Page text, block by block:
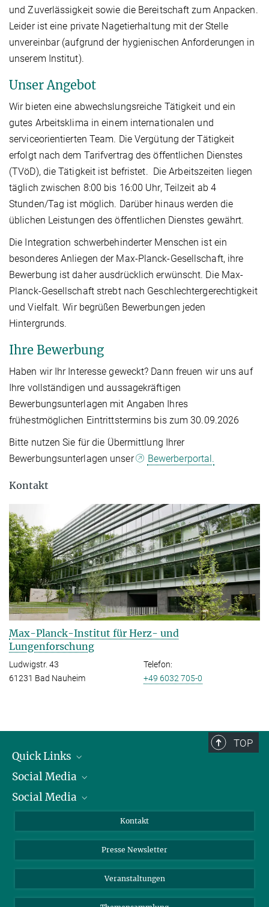
und Zuverlässigkeit sowie die Bereitschaft zum Anpacken.
Leider ist eine private Nagetierhaltung mit der Stelle
unvereinbar (aufgrund der hygienischen Anforderungen in
unserem Institut).
Unser Angebot
Wir bieten eine abwechslungsreiche Tätigkeit und ein
gutes Arbeitsklima in einem internationalen und
serviceorientierten Team. Die Vergütung der Tätigkeit
erfolgt nach dem Tarifvertrag des öffentlichen Dienstes
(TVöD), die Tätigkeit ist befristet. Die Arbeitszeiten liegen
täglich zwischen 8:00 bis 16:00 Uhr, Teilzeit ab 4
Stunden/Tag ist möglich. Darüber hinaus werden die
üblichen Leistungen des öffentlichen Dienstes gewährt.
Die Integration schwerbehinderter Menschen ist ein
besonderes Anliegen der Max‑Planck‑Gesellschaft, ihre
Bewerbung ist daher ausdrücklich erwünscht. Die Max-
Planck-Gesellschaft strebt nach Geschlechtergerechtigkeit
und Vielfalt. Wir begrüßen Bewerbungen jeden
Hintergrunds.
Ihre Bewerbung
Haben wir Ihr Interesse geweckt? Dann freuen wir uns auf
Ihre vollständigen und aussagekräftigen
Bewerbungsunterlagen mit Angaben Ihres
frühestmöglichen Eintrittstermins bis zum 30.09.2026
Bitte nutzen Sie für die Übermittlung Ihrer
Bewerbungsunterlagen unser
Bewerberportal.
Kontakt
Max-Planck-Institut für Herz- und
Lungenforschung
Ludwigstr. 43
61231 Bad Nauheim
Telefon:
+49 6032 705-0
TOP
Quick Links
Präsident
Zahlen und Fakten
Social Media
Bluesky
TikTok
Social Media
Instagram
YouTube
Kontakt
Presse Newsletter
Veranstaltungen